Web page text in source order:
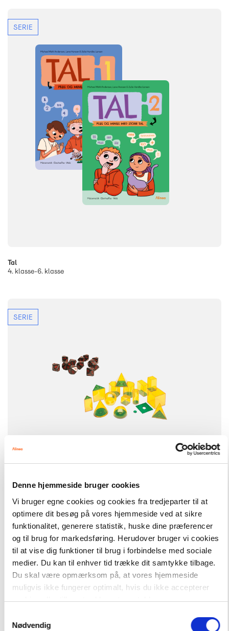
Denne hjemmeside bruger cookies
Vi bruger egne cookies og cookies fra tredjeparter til at
optimere dit besøg på vores hjemmeside ved at sikre
funktionalitet, generere statistik, huske dine præferencer
og til brug for markedsføring. Herudover bruger vi cookies
til at vise dig funktioner til brug i forbindelse med sociale
medier. Du kan til enhver tid trække dit samtykke tilbage.
Du skal være opmærksom på, at vores hjemmeside
muligvis ikke fungerer optimalt, hvis du ikke accepterer
cookies eller tilbagetrækker et samtykke.
Nødvendig
SERIE
Tal
4. klasse-6. klasse
SERIE
Konkrete materialer
0. klasse-9. klasse